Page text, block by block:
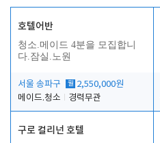
호텔어반
청소.메이드 4분을 모집합니
다.잠실.노원
서울 송파구 월 2,550,000원
메이드.청소
경력무관
구로 컬리넌 호텔